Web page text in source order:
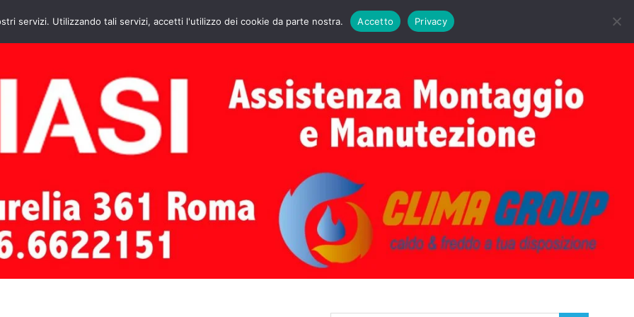
HOME CONTATTI ASSISTENZA CALDAIE BIASI PRIMA ACCENSIONE CALDAIE BIASI
servizi. Utilizzando tali servizi, accetti l'utilizzo dei cookie da parte nostra. Accetto Privacy